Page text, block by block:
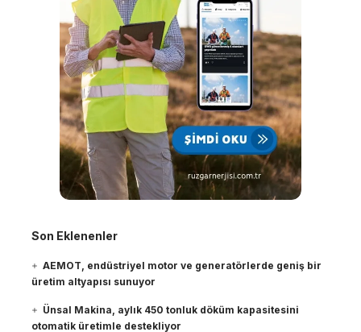
Son Eklenenler
AEMOT, endüstriyel motor ve generatörlerde geniş bir
üretim altyapısı sunuyor
Ünsal Makina, aylık 450 tonluk döküm kapasitesini
otomatik üretimle destekliyor